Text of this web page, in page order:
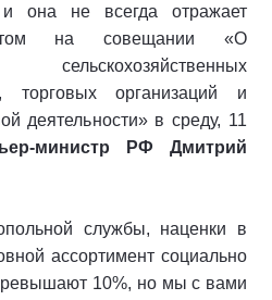
она не всегда отражает
на совещании «О
торговых организаций и
деятельности» в среду, 11
министр РФ Дмитрий
службы, наценки в
ассортимент социально
10%, но мы с вами